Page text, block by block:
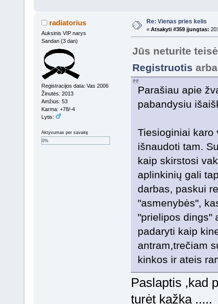
radiatorius
Auksinis VIP narys
Sandan (3 dan)
Registracijos data: Vas 2006
Žinutės: 2013
Amžius: 53
Karma: +78/-4
Lytis:
Aktyvumas per savaitę
0%
Re: Vienas pries kelis
« Atsakyti #359 įjungtas:
Jūs neturite
Registruotis
Parašiau apie
pabandysiu
Tiesioginiai karo
išnaudoti tam.
kaip skirstosi
aplinkinių gali
darbas, paskui
"asmenybės",
"prielipos dings"
padaryti kaip
antram,trečiam
kinkos ir ateis
Paslaptis ,kad
turėt kažka